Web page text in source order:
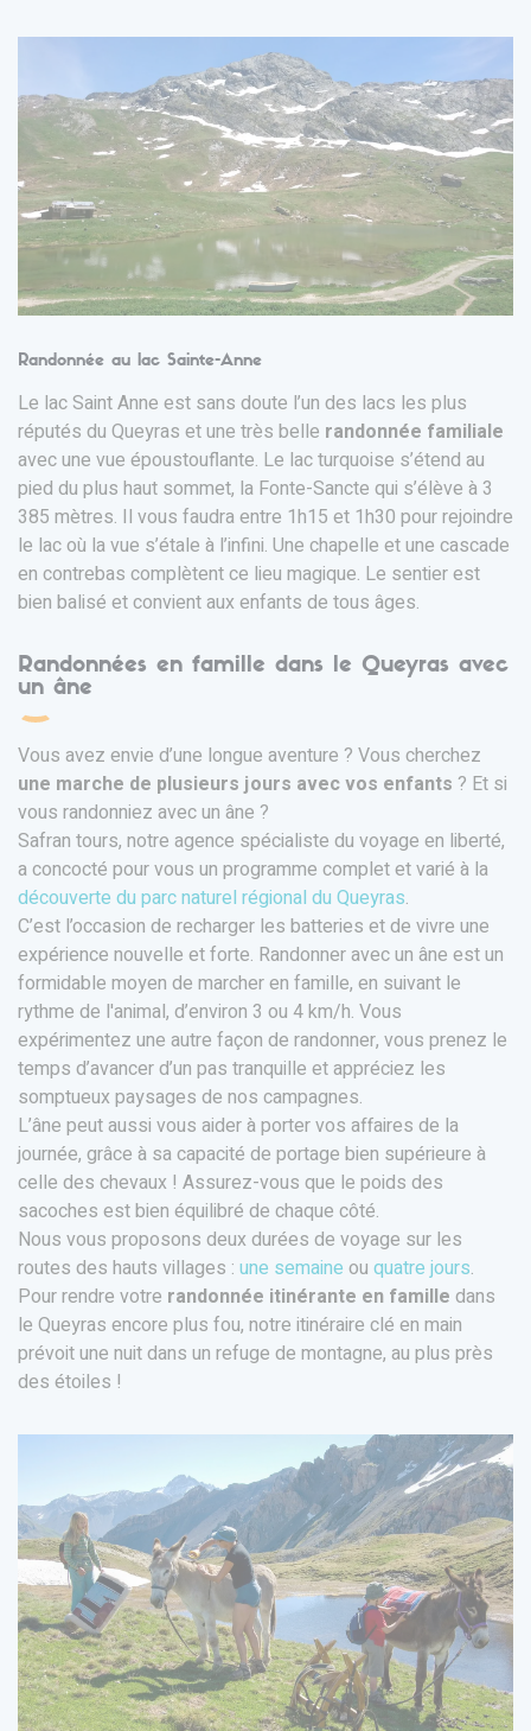
Randonnée au lac Sainte-Anne
Le lac Saint Anne est sans doute l’un des lacs les plus
réputés du Queyras et une très belle randonnée familiale
avec une vue époustouflante. Le lac turquoise s’étend au
pied du plus haut sommet, la Fonte-Sancte qui s’élève à 3
385 mètres. Il vous faudra entre 1h15 et 1h30 pour rejoindre
le lac où la vue s’étale à l’infini. Une chapelle et une cascade
en contrebas complètent ce lieu magique. Le sentier est
bien balisé et convient aux enfants de tous âges.
Randonnées en famille dans le Queyras avec
un âne
Vous avez envie d’une longue aventure ? Vous cherchez
une marche de plusieurs jours avec vos enfants ? Et si
vous randonniez avec un âne ?
Safran tours, notre agence spécialiste du voyage en liberté,
a concocté pour vous un programme complet et varié à la
découverte du parc naturel régional du Queyras.
C’est l’occasion de recharger les batteries et de vivre une
expérience nouvelle et forte. Randonner avec un âne est un
formidable moyen de marcher en famille, en suivant le
rythme de l'animal, d’environ 3 ou 4 km/h. Vous
expérimentez une autre façon de randonner, vous prenez le
temps d’avancer d’un pas tranquille et appréciez les
somptueux paysages de nos campagnes.
L’âne peut aussi vous aider à porter vos affaires de la
journée, grâce à sa capacité de portage bien supérieure à
celle des chevaux ! Assurez-vous que le poids des
sacoches est bien équilibré de chaque côté.
Nous vous proposons deux durées de voyage sur les
routes des hauts villages : une semaine ou quatre jours.
Pour rendre votre randonnée itinérante en famille dans
le Queyras encore plus fou, notre itinéraire clé en main
prévoit une nuit dans un refuge de montagne, au plus près
des étoiles !